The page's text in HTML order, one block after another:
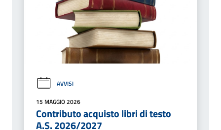
AVVISI
15 MAGGIO 2026
Contributo acquisto libri di testo
A.S. 2026/2027